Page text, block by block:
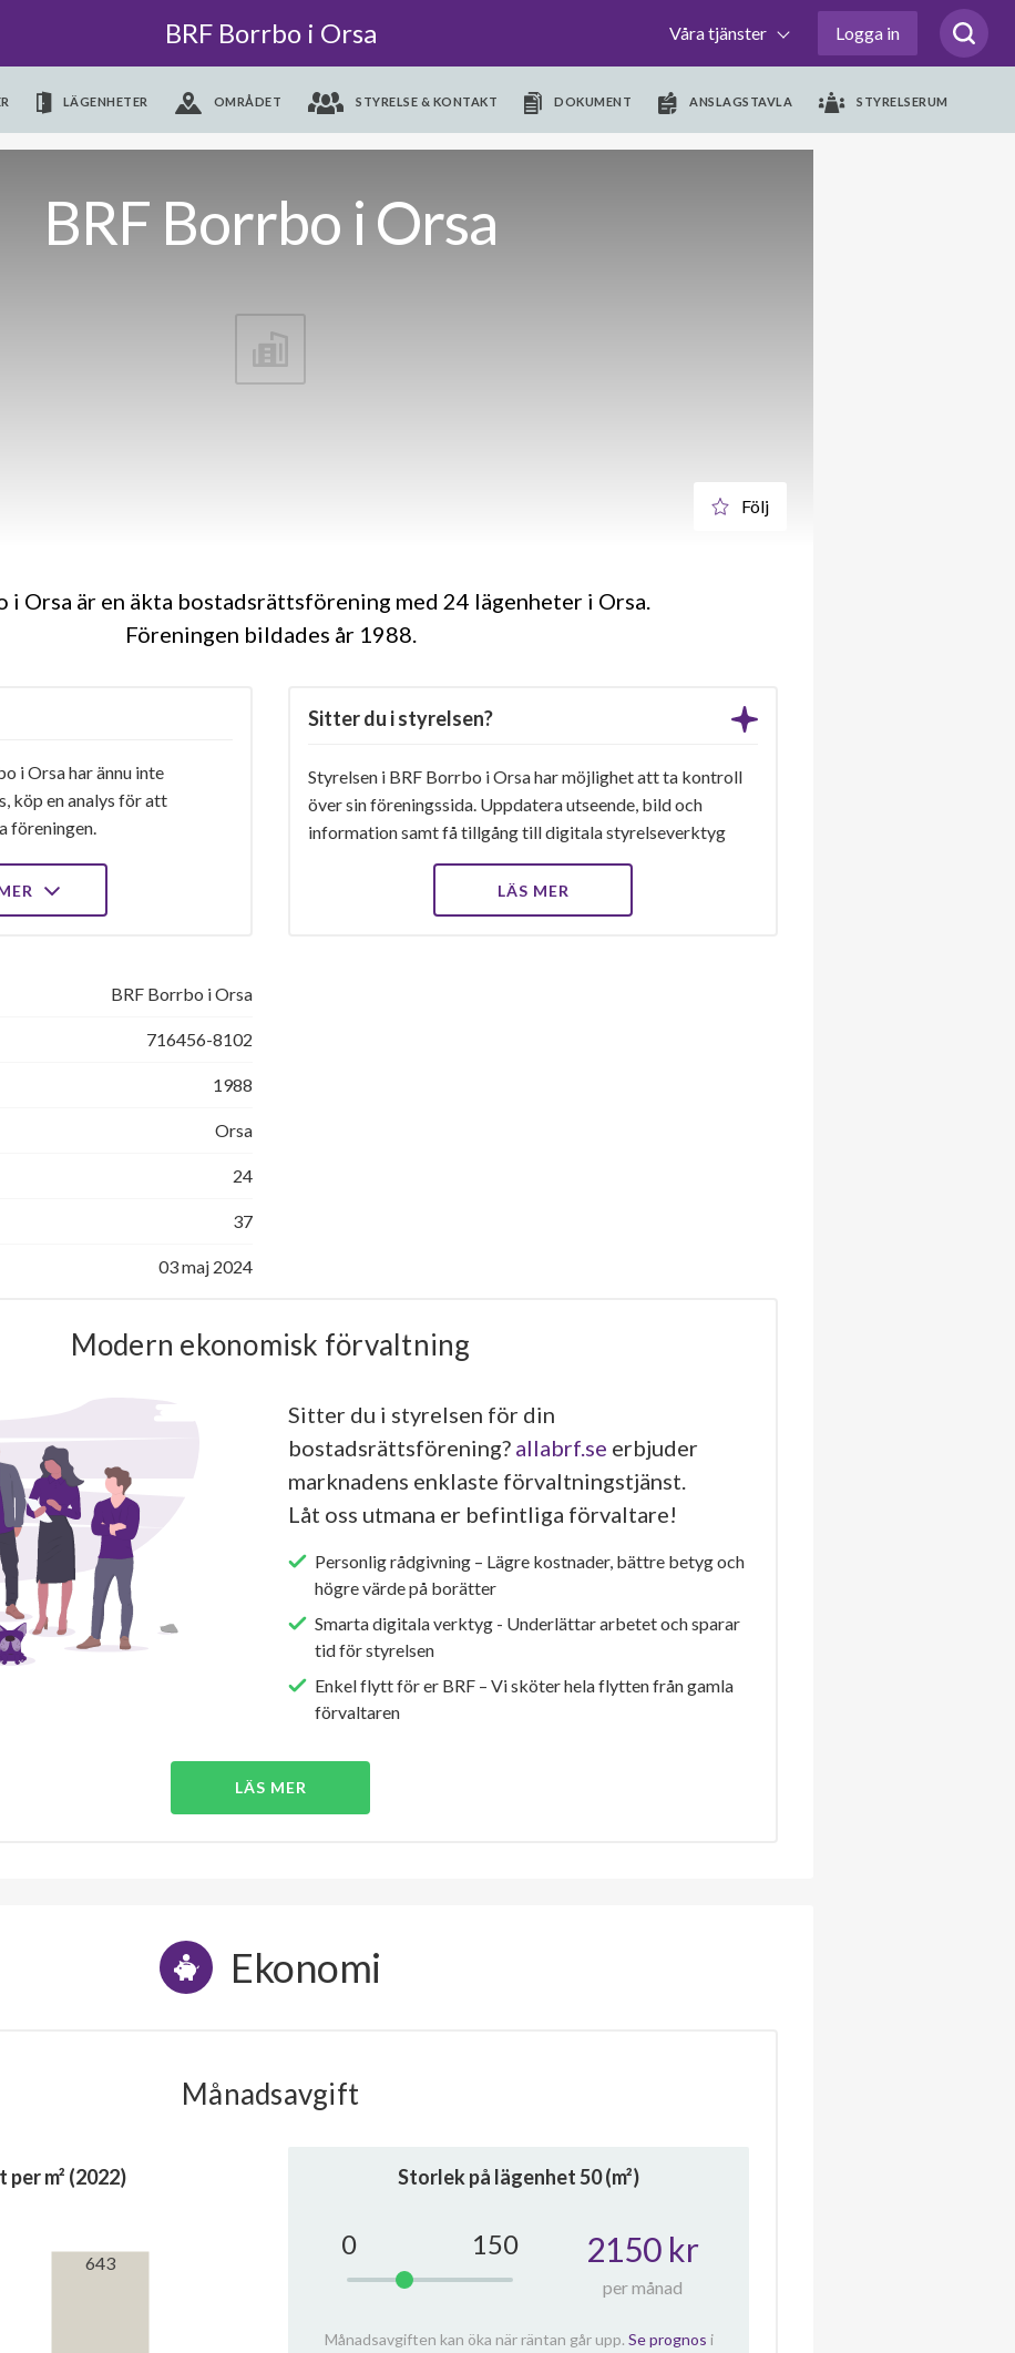
BRF Borrbo i Orsa Våra tjänster Logga in
LÄGENHETER OMRÅDET STYRELSE & KONTAKT DOKUMENT ANSLAGSTAVLA STYRELSERUM
BRF Borrbo i Orsa
Följ
i Orsa är en äkta bostadsrättsförening med 24 lägenheter i Orsa.
Föreningen bildades år 1988
i Orsa har ännu inte
köp en analys för att
föreningen.
Sitter du i styrelsen?
Styrelsen i BRF Borrbo i Orsa har möjlighet att ta kontroll
över sin föreningssida. Uppdatera utseende, bild och
information samt få tillgång till digitala styrelseverktyg
LÄS MER
BRF Borrbo i Orsa
716456-8102
1988
Orsa
24
37
03 maj 2024
Modern ekonomisk förvaltning
Sitter du i styrelsen för din
bostadsrättsförening? allabrf.se erbjuder
marknadens enklaste förvaltningstjänst.
Låt oss utmana er befintliga förvaltare!
Personlig rådgivning – Lägre kostnader, bättre betyg och
högre värde på borätter
Smarta digitala verktyg - Underlättar arbetet och sparar
tid för styrelsen
Enkel flytt för er BRF – Vi sköter hela flytten från gamla
förvaltaren
LÄS MER
Ekonomi
Månadsavgift
m² (2022)
643
Storlek på lägenhet50(m²)
0 150 2150 kr
per månad
Månadsavgiften kan öka när räntan går upp. Se prognos i